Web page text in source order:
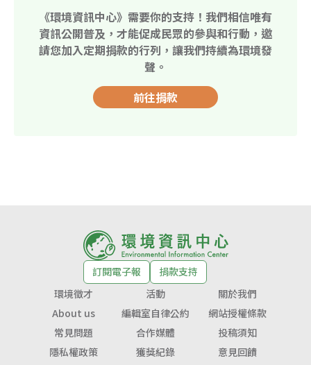
《環境資訊中心》需要你的支持！我們相信唯有
資訊公開普及，才能促成民眾的參與和行動，邀
請您加入定期捐款的行列，讓我們持續為環境發
聲。
前往捐款
訂閱電子報
捐款支持
環境徵才
活動
關於我們
About us
編輯室自律公約
網站授權條款
常見問題
合作媒體
投稿須知
隱私權政策
獲獎紀錄 意見回饋